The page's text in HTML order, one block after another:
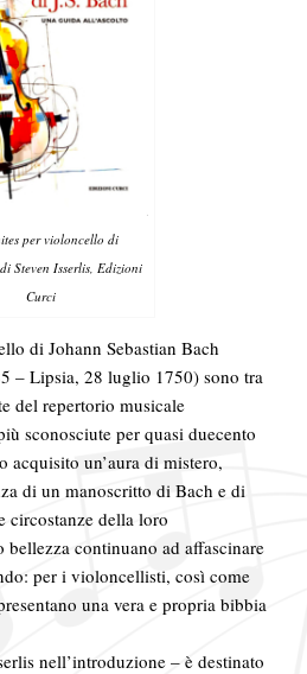
per violoncello di
Steven Isserlis, Edizioni
Curci
di Johann Sebastian Bach
– Lipsia, 28 luglio 1750) sono tra
del repertorio musicale
sconosciute per quasi duecento
acquisito un’aura di mistero,
di un manoscritto di Bach e di
circostanze della loro
continuano ad affascinare
per i violoncellisti, così come
una vera e propria bibbia
nell’introduzione – è destinato